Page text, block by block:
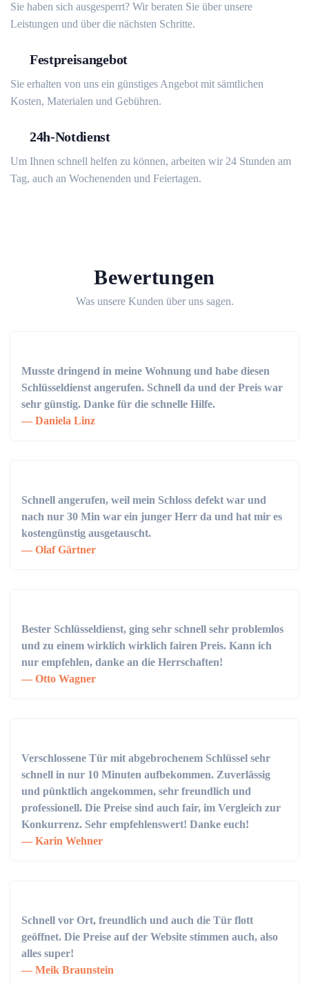
Sie haben sich ausgesperrt? Wir beraten Sie über unsere
Leistungen und über die nächsten Schritte.
Festpreisangebot
Sie erhalten von uns ein günstiges Angebot mit sämtlichen
Kosten, Materialen und Gebühren.
24h-Notdienst
Um Ihnen schnell helfen zu können, arbeiten wir 24 Stunden am
Tag, auch an Wochenenden und Feiertagen.
Bewertungen
Was unsere Kunden über uns sagen.
Musste dringend in meine Wohnung und habe diesen
Schlüsseldienst angerufen. Schnell da und der Preis war
sehr günstig. Danke für die schnelle Hilfe.
Daniela Linz
Schnell angerufen, weil mein Schloss defekt war und
nach nur 30 Min war ein junger Herr da und hat mir es
kostengünstig ausgetauscht.
Olaf Gärtner
Bester Schlüsseldienst, ging sehr schnell sehr problemlos
und zu einem wirklich wirklich fairen Preis. Kann ich
nur empfehlen, danke an die Herrschaften!
Otto Wagner
Verschlossene Tür mit abgebrochenem Schlüssel sehr
schnell in nur 10 Minuten aufbekommen. Zuverlässig
und pünktlich angekommen, sehr freundlich und
professionell. Die Preise sind auch fair, im Vergleich zur
Konkurrenz. Sehr empfehlenswert! Danke euch!
Karin Wehner
Schnell vor Ort, freundlich und auch die Tür flott
geöffnet. Die Preise auf der Website stimmen auch, also
alles super!
Meik Braunstein